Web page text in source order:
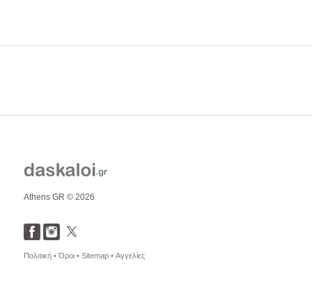
Athens GR © 2026
Πολιτική •Όροι • Sitemap • Αγγελίες